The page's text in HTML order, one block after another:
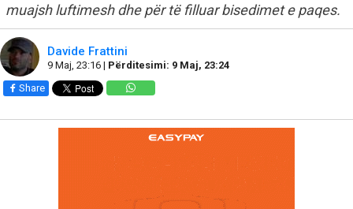
muajsh luftimesh dhe për të filluar bisedimet e paqes.
Davide Frattini
9 Maj, 23:16 | Përditesimi: 9 Maj, 23:24
Share